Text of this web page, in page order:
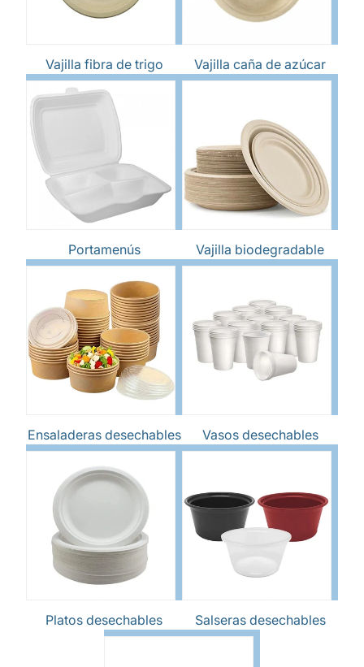
Vajilla fibra de trigo Vajilla caña de azúcar
Portamenús Vajilla biodegradable
Ensaladeras desechables Vasos desechables
Platos desechables Salseras desechables